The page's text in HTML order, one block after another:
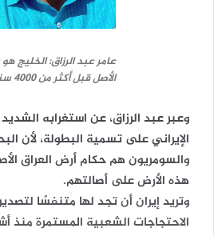
عامر عبد الرزاق: الخليج
الأصل قبل أكثر من 4000 سنة
وعبر عبد الرزاق، عن استغرابه
الإيراني على تسمية البطولة، لأن
والسومريون هم حكام أرض العراق
هذه الأرض على أصالتهم.
وتريد إيران أن تجد لها متنفسًا
الاحتجاجات الشعبية المستمرة منذ